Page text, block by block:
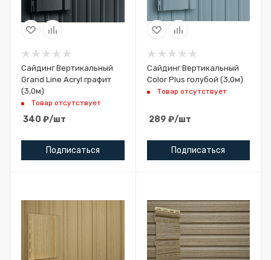
Сайдинг Вертикальный
Grand Line Acryl графит
(3,0м)
Товар отсутствует
340 ₽/шт
Подписаться
Сайдинг Вертикальный
Color Plus голубой (3,0м)
Товар отсутствует
289 ₽/шт
Подписаться